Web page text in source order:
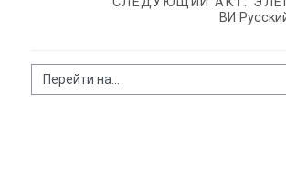
ВИ
Перейти на...